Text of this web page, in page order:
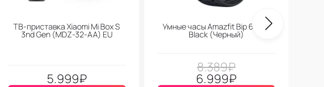
ТВ-приставка Xiaomi Mi Box S
3nd Gen (МDZ-32-АА) EU
5.999₽
Умные часы Amazfit Bip 6 Soft
Black (Черный)
8.389₽
6.999₽